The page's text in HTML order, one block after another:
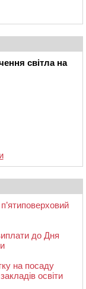
світла на
до Дня
на посаду
освіти